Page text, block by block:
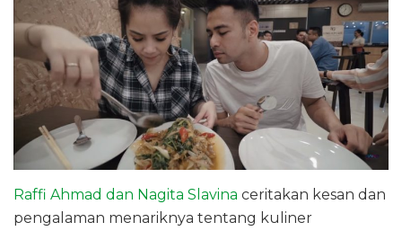
Raffi Ahmad dan Nagita Slavina ceritakan kesan dan
pengalaman menariknya tentang kuliner